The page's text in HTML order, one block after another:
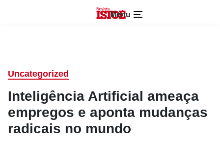
Menu
Uncategorized
Inteligência Artificial ameaça
empregos e aponta mudanças
radicais no mundo